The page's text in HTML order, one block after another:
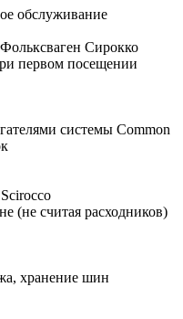
обслуживание
Сирокко
первом посещении
системы Common
(не считая расходников)
хранение шин